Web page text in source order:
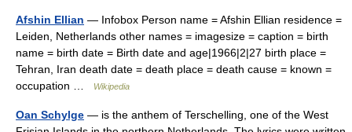
Afshin Ellian — Infobox Person name = Afshin Ellian residence =
Leiden, Netherlands other names = imagesize = caption = birth
name = birth date = Birth date and age|1966|2|27 birth place =
Tehran, Iran death date = death place = death cause = known =
occupation …
Wikipedia
Oan Schylge — is the anthem of Terschelling, one of the West